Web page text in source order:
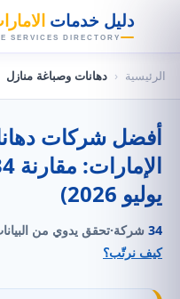
دليل خدمات
SERVICES DIRECTORY
الرئيسية ‹ دهانات وصباغة منازل
أفضل شركات
يوليو 2026)
34 شركة·تحقق يدوي من
كيف نرتّب؟